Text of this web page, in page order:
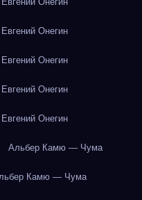
Онегин
Онегин
Онегин
Онегин
Альбер Камю — Чума
Камю — Чума